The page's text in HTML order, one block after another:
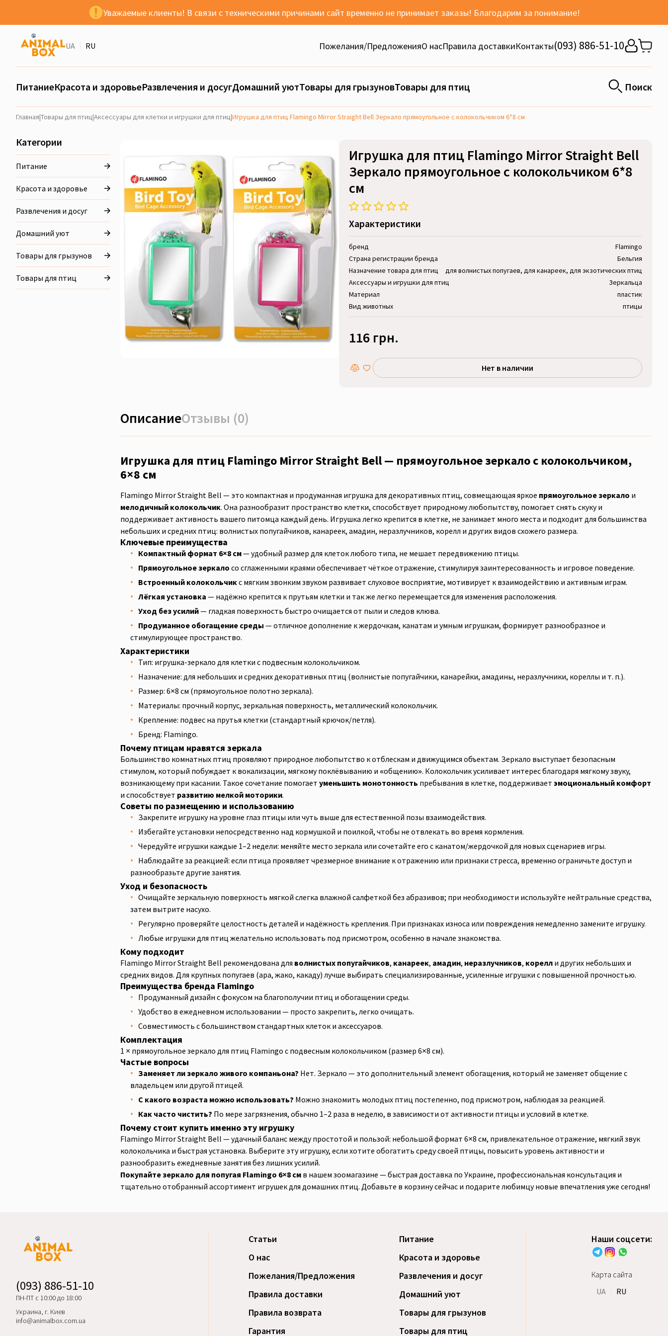
Уважаемые клиенты! В связи с техническими причинами сайт временно не принимает заказы! Благодарим за понимание!
UA RU Пожелания/ПредложенияО насПравила доставкиКонтакты(093) 886-51-10
ПитаниеКрасота и здоровьеРазвлечения и досугДомашний уютТовары для грызуновТовары для птиц Поиск
Главная|Товары для птиц|Аксессуары для клетки и игрушки для птиц|Игрушка для птиц Flamingo Mirror Straight Bell Зеркало прямоугольное с колокольчиком 6*8 см
Категории
Питание
Красота и здоровье
Развлечения и досуг
Домашний уют
Товары для грызунов
Товары для птиц
Игрушка для птиц Flamingo Mirror Straight Bell
Зеркало прямоугольное с колокольчиком 6*8
см
Характеристики
бренд
Flamingo
Страна регистрации бренда
Бельгия
Назначение товара для птиц
для волнистых попугаев, для канареек, для экзотических птиц
Аксессуары и игрушки для птиц
Зеркальца
Материал
пластик
Вид животных
птицы
116 грн.
Нет в наличии
ОписаниеОтзывы (0)
Игрушка для птиц Flamingo Mirror Straight Bell — прямоугольное зеркало с колокольчиком,
6×8 см
Flamingo Mirror Straight Bell — это компактная и продуманная игрушка для декоративных птиц, совмещающая яркое прямоугольное зеркало и
мелодичный колокольчик. Она разнообразит пространство клетки, способствует природному любопытству, помогает снять скуку и
поддерживает активность вашего питомца каждый день. Игрушка легко крепится в клетке, не занимает много места и подходит для большинства
небольших и средних птиц: волнистых попугайчиков, канареек, амадин, неразлучников, корелл и других видов схожего размера.
Ключевые преимущества
Компактный формат 6×8 см— удобный размер для клеток любого типа, не мешает передвижению птицы.
Прямоугольное зеркало со сглаженными краями обеспечивает чёткое отражение, стимулируя заинтересованность и игровое поведение.
Встроенный колокольчикс мягким звонким звуком развивает слуховое восприятие, мотивирует к взаимодействию и активным играм.
Лёгкая установка — надёжно крепится к прутьям клетки и так же легко перемещается для изменения расположения.
Уход без усилий— гладкая поверхность быстро очищается от пыли и следов клюва.
Продуманное обогащение среды — отличное дополнение к жердочкам, канатам и умным игрушкам, формирует разнообразное и
стимулирующее пространство.
Характеристики
Тип: игрушка-зеркало для клетки с подвесным колокольчиком.
Назначение: для небольших и средних декоративных птиц (волнистые попугайчики, канарейки, амадины, неразлучники, кореллы и т. п.).
Размер: 6×8 см (прямоугольное полотно зеркала).
Материалы: прочный корпус, зеркальная поверхность, металлический колокольчик.
Крепление: подвес на прутья клетки (стандартный крючок/петля).
Бренд: Flamingo.
Почему птицам нравятся зеркала
Большинство комнатных птиц проявляют природное любопытство к отблескам и движущимся объектам. Зеркало выступает безопасным
стимулом, который побуждает к вокализации, мягкому поклёвыванию и «общению». Колокольчик усиливает интерес благодаря мягкому звуку,
возникающему при касании. Такое сочетание помогает уменьшить монотонность пребывания в клетке, поддерживает эмоциональный комфорт
и способствует развитию мелкой моторики.
Советы по размещению и использованию
Закрепите игрушку на уровне глаз птицы или чуть выше для естественной позы взаимодействия.
Избегайте установки непосредственно над кормушкой и поилкой, чтобы не отвлекать во время кормления.
Чередуйте игрушки каждые 1–2 недели: меняйте место зеркала или сочетайте его с канатом/жердочкой для новых сценариев игры.
Наблюдайте за реакцией: если птица проявляет чрезмерное внимание к отражению или признаки стресса, временно ограничьте доступ и
разнообразьте другие занятия.
Уход и безопасность
Очищайте зеркальную поверхность мягкой слегка влажной салфеткой без абразивов; при необходимости используйте нейтральные средства,
затем вытрите насухо.
Регулярно проверяйте целостность деталей и надёжность крепления. При признаках износа или повреждения немедленно замените игрушку.
Любые игрушки для птиц желательно использовать под присмотром, особенно в начале знакомства.
Кому подходит
Flamingo Mirror Straight Bell рекомендована для волнистых попугайчиков, канареек, амадин, неразлучников, корелл и других небольших и
средних видов. Для крупных попугаев (ара, жако, какаду) лучше выбирать специализированные, усиленные игрушки с повышенной прочностью.
Преимущества бренда Flamingo
Продуманный дизайн с фокусом на благополучии птиц и обогащении среды.
Удобство в ежедневном использовании — просто закрепить, легко очищать.
Совместимость с большинством стандартных клеток и аксессуаров.
Комплектация
1 × прямоугольное зеркало для птиц Flamingo с подвесным колокольчиком (размер 6×8 см).
Частые вопросы
Заменяет ли зеркало живого компаньона? Нет. Зеркало — это дополнительный элемент обогащения, который не заменяет общение с
владельцем или другой птицей.
С какого возраста можно использовать? Можно знакомить молодых птиц постепенно, под присмотром, наблюдая за реакцией.
Как часто чистить? По мере загрязнения, обычно 1–2 раза в неделю, в зависимости от активности птицы и условий в клетке.
Почему стоит купить именно эту игрушку
Flamingo Mirror Straight Bell — удачный баланс между простотой и пользой: небольшой формат 6×8 см, привлекательное отражение, мягкий звук
колокольчика и быстрая установка. Выберите эту игрушку, если хотите обогатить среду своей птицы, повысить уровень активности и
разнообразить ежедневные занятия без лишних усилий.
Покупайте зеркало для попугая Flamingo 6×8 см в нашем зоомагазине — быстрая доставка по Украине, профессиональная консультация и
тщательно отобранный ассортимент игрушек для домашних птиц. Добавьте в корзину сейчас и подарите любимцу новые впечатления уже сегодня!
(093) 886-51-10
ПН-ПТ с 10:00 до 18:00
Украина, г. Киев
info@animalbox.com.ua
Статьи
О нас
Пожелания/Предложения
Правила доставки
Правила возврата
Гарантия
Питание
Красота и здоровье
Развлечения и досуг
Домашний уют
Товары для грызунов
Товары для птиц
Наши соцсети:
Карта сайта
UA
RU